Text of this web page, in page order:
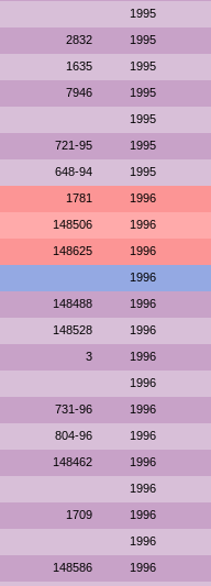
1995
2832 1995
1635 1995
7946 1995
1995
721-95 1995
648-94 1995
1781 1996
148506 1996
148625 1996
1996
148488 1996
148528 1996
3 1996
1996
731-96 1996
804-96 1996
148462 1996
1996
1709 1996
1996
148586 1996